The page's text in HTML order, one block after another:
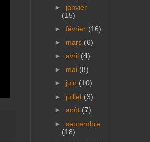
► janvier
(15)
► février (16)
► mars (6)
► avril (4)
► mai (8)
► juin (10)
► juillet (3)
► août (7)
► septembre
(18)